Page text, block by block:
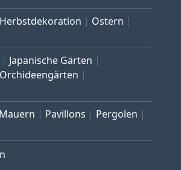
Herbstdekoration
Ostern
Japanische Gärten
Orchideengärten
Mauern Pavillons
Pergolen